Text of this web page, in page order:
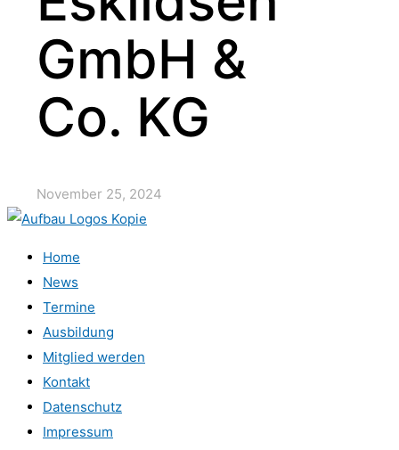
GmbH &
Co. KG
November 25, 2024
Home
News
Termine
Ausbildung
Mitglied werden
Kontakt
Datenschutz
Impressum